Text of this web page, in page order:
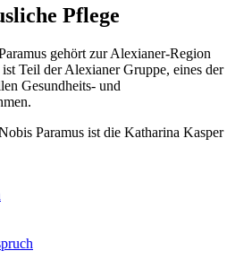
Pflege
gehört zur Alexianer-Region
Teil der Alexianer Gruppe, eines der
Gesundheits- und
Paramus ist die Katharina Kasper